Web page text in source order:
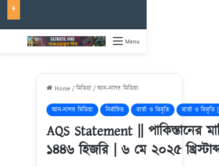
Menu
Home /মিডিয়া /আন-নাসর মিডিয়া
আন-নাসর মিডিয়া নির্বাচিত বার্তা ও বিবৃতি বার্তা ও
AQS Statement || পাকিস্তানের
১৪৪৬ হিজরি | ৬ মে ২০২৫